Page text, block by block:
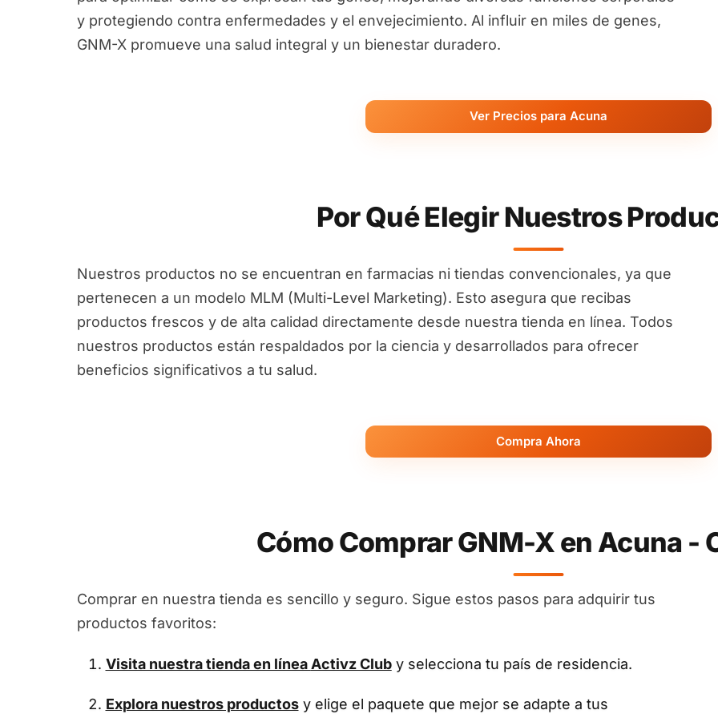
y protegiendo contra enfermedades y el envejecimiento. Al influir en miles de genes,
GNM-X promueve una salud integral y un bienestar duradero.
Ver Precios para Acuna
Por Qué Elegir Nuestros
Nuestros productos no se encuentran en farmacias ni tiendas convencionales, ya que
pertenecen a un modelo MLM (Multi-Level Marketing). Esto asegura que recibas
productos frescos y de alta calidad directamente desde nuestra tienda en línea. Todos
nuestros productos están respaldados por la ciencia y desarrollados para ofrecer
beneficios significativos a tu salud.
Compra Ahora
Cómo Comprar GNM-X en Acuna -
Comprar en nuestra tienda es sencillo y seguro. Sigue estos pasos para adquirir tus
productos favoritos:
Visita nuestra tienda en línea Activz Cluby selecciona tu país de residencia.
Explora nuestros productosy elige el paquete que mejor se adapte a tus